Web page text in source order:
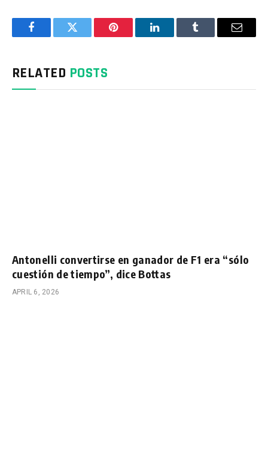
FacebookTwitter Pinterest LinkedInTumblr Email
RELATED POSTS
Antonelli convertirse en ganador de F1 era “sólo
cuestión de tiempo”, dice Bottas
APRIL 6, 2026